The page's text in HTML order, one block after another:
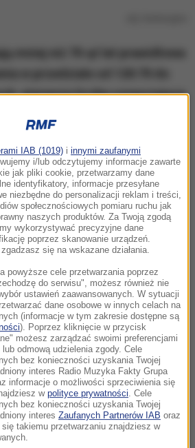
pierwsza liczba oznaczająca
tętnicze? O tym musisz
pod materiałem video:
IAB (1019) i innymi zaufanymi
i/lub odczytujemy informacje zawarte
jak pliki cookie, przetwarzamy dane
identyfikatory, informacje przesyłane
niezbędne do personalizacji reklam i treści,
społecznościowych pomiaru ruchu jak
naszych produktów. Za Twoją zgodą
wykorzystywać precyzyjne dane
poprzez skanowanie urządzeń.
się na wskazane działania.
powyższe cele przetwarzania poprzez
do serwisu", możesz również nie
ustawień zaawansowanych. W sytuacji
dane osobowe w innych celach na
(informacje w tym zakresie dostępne są
). Poprzez kliknięcie w przycisk
możesz zarządzać swoimi preferencjami
odmową udzielenia zgody. Cele
bez konieczności uzyskania Twojej
interes Radio Muzyka Fakty Grupa
informacje o możliwości sprzeciwienia się
w polityce prywatności . Cele
bez konieczności uzyskania Twojej
interes Zaufanych Partnerów IAB oraz
takiemu przetwarzaniu znajdziesz w